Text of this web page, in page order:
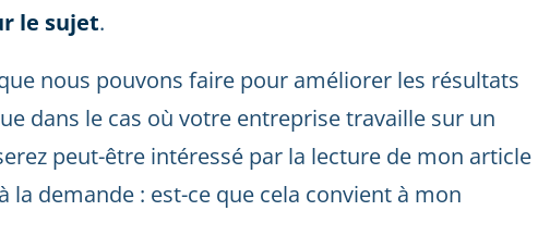
le sujet.
nous pouvons faire pour améliorer les résultats
dans le cas où votre entreprise travaille sur un
peut-être intéressé par la lecture de mon article
la demande : est-ce que cela convient à mon